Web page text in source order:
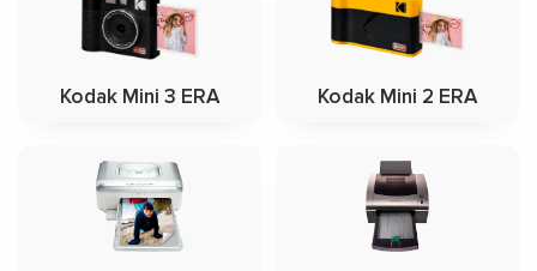
Kodak Mini 3 ERA Kodak Mini 2 ERA